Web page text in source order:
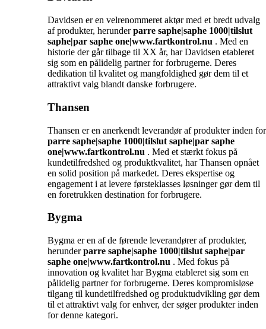
Davidsen er en velrenommeret aktør med et bredt udvalg
af produkter, herunderparre saphe|saphe 1000|tilslut
saphe|par saphe one|www.fartkontrol.nu . Med en
historie der går tilbage til XX år, har Davidsen etableret
sig som en pålidelig partner for forbrugerne. Deres
dedikation til kvalitet og mangfoldighed gør dem til et
attraktivt valg blandt danske forbrugere.
Thansen
Thansen er en anerkendt leverandør af produkter inden for
parre saphe|saphe 1000|tilslut saphe|par saphe
one|www.fartkontrol.nu . Med et stærkt fokus på
kundetilfredshed og produktkvalitet, har Thansen opnået
en solid position på markedet. Deres ekspertise og
engagement i at levere førsteklasses løsninger gør dem til
en foretrukken destination for forbrugere.
Bygma
Bygma er en af de førende leverandører af produkter,
herunderparre saphe|saphe 1000|tilslut saphe|par
saphe one|www.fartkontrol.nu . Med fokus på
innovation og kvalitet har Bygma etableret sig som en
pålidelig partner for forbrugerne. Deres kompromisløse
tilgang til kundetilfredshed og produktudvikling gør dem
til et attraktivt valg for enhver, der søger produkter inden
for denne kategori.